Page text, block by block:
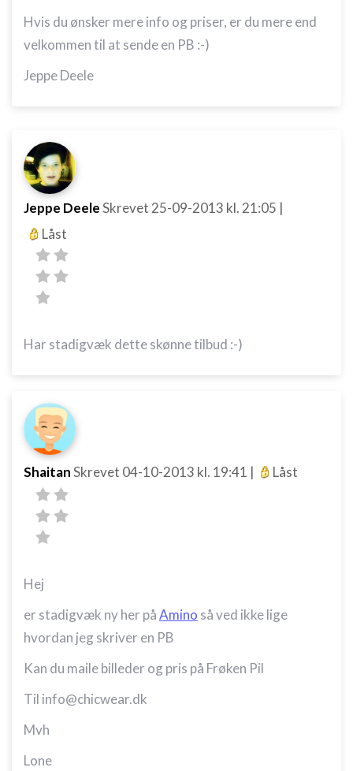
Hvis du ønsker mere info og priser, er du mere end
velkommen til at sende en PB :-)
Jeppe Deele
Jeppe DeeleSkrevet 25-09-2013 kl. 21:05 |
Låst
Har stadigvæk dette skønne tilbud :-)
ShaitanSkrevet 04-10-2013 kl. 19:41 | Låst
Hej
er stadigvæk ny her påAmino så ved ikke lige
hvordan jeg skriver en PB
Kan du maile billeder og pris på Frøken Pil
Til info@chicwear.dk
Mvh
Lone